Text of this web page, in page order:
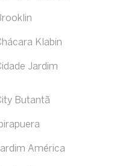
Klabin
Jardim
Butantã
Ibirapuera
América